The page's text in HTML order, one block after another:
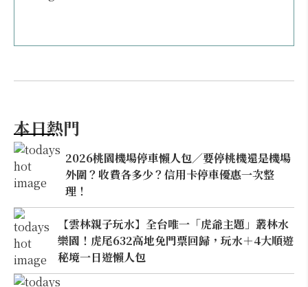
本日熱門
2026桃園機場停車懶人包／要停桃機還是機場
外圍？收費各多少？信用卡停車優惠一次整
理！
【雲林親子玩水】全台唯一「虎爺主題」叢林水
樂園！虎尾632高地免門票回歸，玩水＋4大順遊
秘境一日遊懶人包